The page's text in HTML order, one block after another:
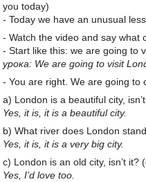
you today)
- Today we have an unusual
- Watch the video and say what
- Start like this: we are going to
урока: We are going to visit
- You are right. We are going to
a) London is a beautiful city,
Yes, it is, it is a beautiful city.
b) What river does London
Yes, it is, it is a very big city.
c) London is an old city, isn’t it?
Yes, I’d love too.